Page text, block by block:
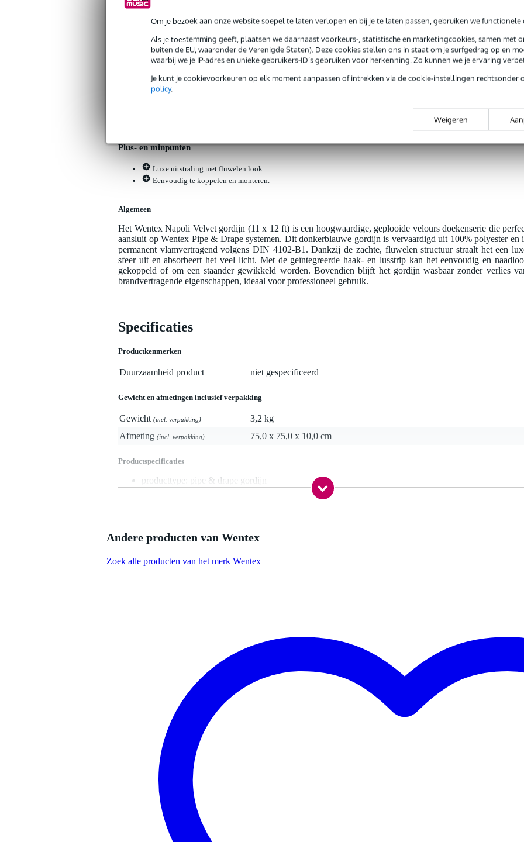
Om je bezoek aan onze website soepel te laten verlopen en bij je te laten passen, gebruiken we functionele
Als je toestemming geeft, plaatsen we daarnaast voorkeurs-, statistische en marketingcookies, samen met
buiten de EU, waaronder de Verenigde Staten). Deze cookies stellen ons in staat om je surfgedrag op en
waarbij we je IP-adres en unieke gebruikers-ID’s gebruiken voor herkenning. Zo kunnen we je ervaring
Je kunt je cookievoorkeuren op elk moment aanpassen of intrekken via de cookie-instellingen rechtsonder
policy.
Weigeren
Downloads (2)
Wentex P&D Curtain Napoli Velvet (USA) Donkerblauw - 3.35 m x 3.66 m (B x H) - geplooid
Servicebelofte
Plus- en minpunten
Luxe uitstraling met fluwelen look.
Eenvoudig te koppelen en monteren.
Algemeen
Het Wentex Napoli Velvet gordijn (11 x 12 ft) is een hoogwaardige, geplooide velours doekenserie die
aansluit op Wentex Pipe & Drape systemen. Dit donkerblauwe gordijn is vervaardigd uit 100% polyester en
permanent vlamvertragend volgens DIN 4102-B1. Dankzij de zachte, fluwelen structuur straalt het een
sfeer uit en absorbeert het veel licht. Met de geïntegreerde haak- en lusstrip kan het eenvoudig en
gekoppeld of om een staander gewikkeld worden. Bovendien blijft het gordijn wasbaar zonder verlies
brandvertragende eigenschappen, ideaal voor professioneel gebruik.
Specificaties
Productkenmerken
Duurzaamheid product niet gespecificeerd
Gewicht en afmetingen inclusief verpakking
Gewicht (incl. verpakking)
3,2 kg
Afmeting (incl. verpakking) 75,0 x 75,0 x 10,0 cm
Productspecificaties
producttype: pipe & drape gordijn
aantal stuks: 1
stofgewicht: 260 g/m²
materiaal: 100% polyester (PES FR)
vlamvertragend: ja, DIN 4102-B1 (IFR)
Andere producten van Wentex
Zoek alle producten van het merk Wentex